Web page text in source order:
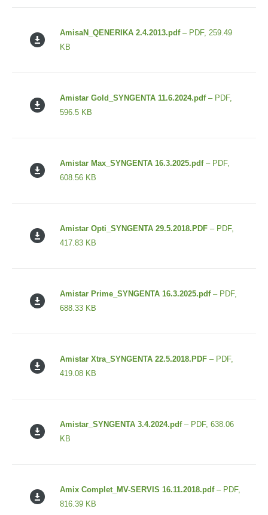
AmisaN_QENERIKA 2.4.2013.pdf– PDF, 259.49
KB
Amistar Gold_SYNGENTA 11.6.2024.pdf– PDF,
596.5 KB
Amistar Max_SYNGENTA 16.3.2025.pdf– PDF,
608.56 KB
Amistar Opti_SYNGENTA 29.5.2018.PDF – PDF,
417.83 KB
Amistar Prime_SYNGENTA 16.3.2025.pdf– PDF,
688.33 KB
Amistar Xtra_SYNGENTA 22.5.2018.PDF – PDF,
419.08 KB
Amistar_SYNGENTA 3.4.2024.pdf– PDF, 638.06
KB
Amix Complet_MV-SERVIS 16.11.2018.pdf– PDF,
816.39 KB